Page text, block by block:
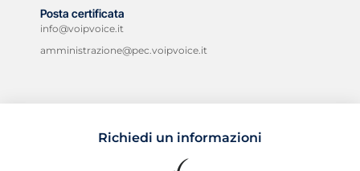
Posta certificata
info@voipvoice.it
amministrazione@pec.voipvoice.it
Richiedi un informazioni